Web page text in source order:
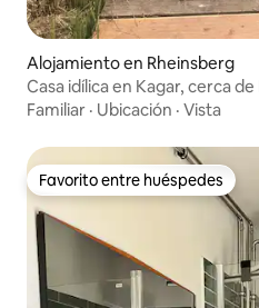
Alojamiento en Rheinsberg
Casa idílica en Kagar, cerca
Familiar · Ubicación · Vista
Favorito entre huéspedes
Favorito entre huéspedes